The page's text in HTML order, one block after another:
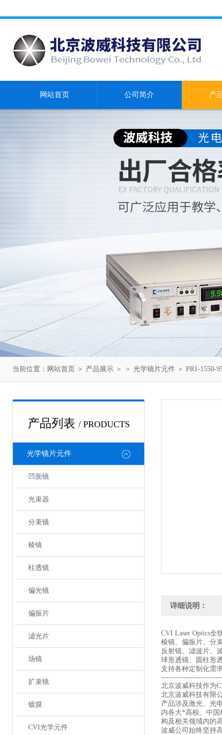
网站首页 公司简介 产
当前位置： 网站首页 ＞ 产品展示 ＞ ＞ 光学镜片元件 ＞ PR1-1550-
产品列表 / PRODUCTS
光学镜片元件
凹面镜
光束器
分束镜
棱镜
柱透镜
偏光镜
偏振片
滤光片
场镜
扩束镜
镀膜
CVI光学元件
详细说明：
CVI Laser Optics全
棱镜、偏振片、分
反射镜、滤波片、
球形透镜、圆柱形
支持各种定制化需
北京波威科技作为
北京波威科技有限
产品涉及激光、光
内各大*高校、中
构及相关领域内的
波威公司始终坚持